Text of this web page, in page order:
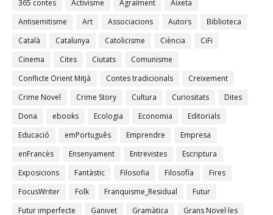
365 contes Activisme Agraïment
Aixeta
Antisemitisme
Art Associacions Autors
Biblioteca
Català
Catalunya Catolicisme Ciència
CiFi
Cinema
Cites Ciutats
Comunisme
Conflicte Orient Mitjà
Contes tradicionals
Creixement
Crime Novel
Crime Story Cultura Curiositats
Dites
Dona
ebooks Ecologia Economia
Editorials
Educació
emPortuguês Emprendre
Empresa
enFrancès
Ensenyament Entrevistes
Escriptura
Exposicions
Fantàstic Filosofia Filosofía
Fires
FocusWriter
Folk Franquisme_Residual
Futur
Futur imperfecte
Ganivet Gramàtica
Grans Novel·les